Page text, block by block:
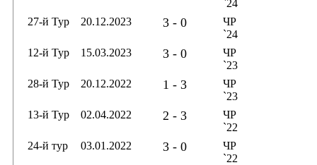
`24
27-й Тур
20.12.2023 3 - 0
ЧР
`24
12-й Тур
15.03.2023 3 - 0
ЧР
`23
28-й Тур
20.12.2022 1 - 3
ЧР
`23
13-й Тур
02.04.2022 2 - 3
ЧР
`22
24-й тур
03.01.2022 3 - 0
ЧР
`22